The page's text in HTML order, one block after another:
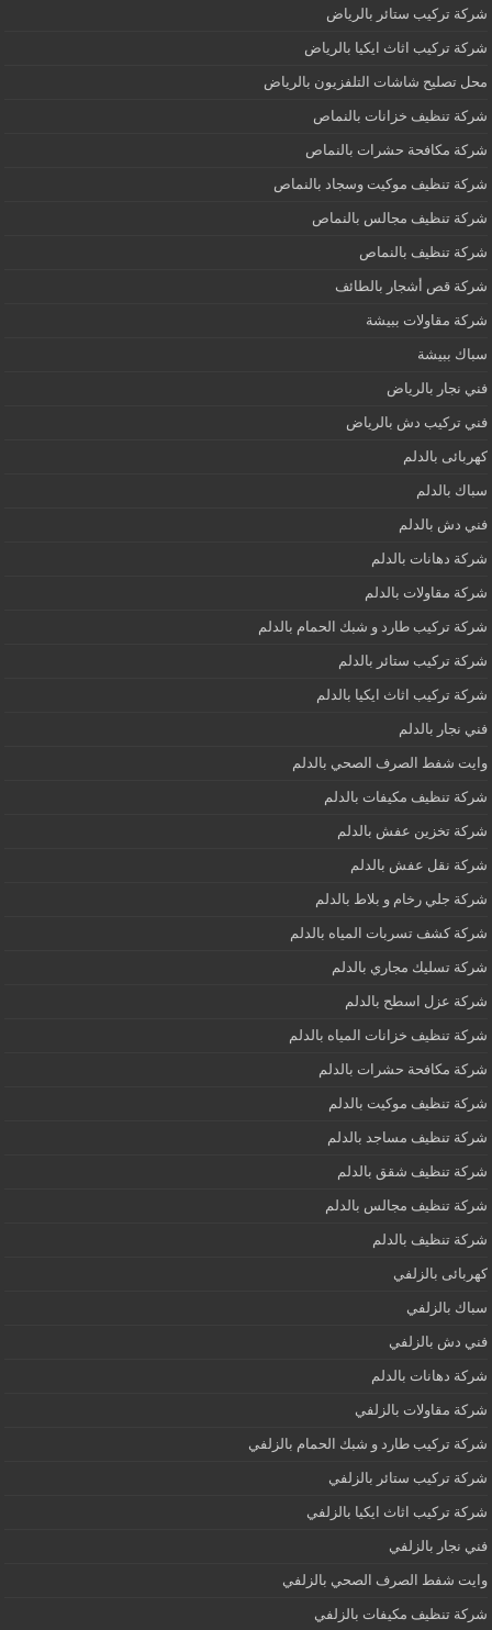
شركة تركيب ستائر بالرياض
شركة تركيب اثاث ايكيا بالرياض
محل تصليح شاشات التلفزيون بالرياض
شركة تنظيف خزانات بالنماص
شركة مكافحة حشرات بالنماص
شركة تنظيف موكيت وسجاد بالنماص
شركة تنظيف مجالس بالنماص
شركة تنظيف بالنماص
شركة قص أشجار بالطائف
شركة مقاولات ببيشة
سباك ببيشة
فني نجار بالرياض
فني تركيب دش بالرياض
كهربائى بالدلم
سباك بالدلم
فني دش بالدلم
شركة دهانات بالدلم
شركة مقاولات بالدلم
شركة تركيب طارد و شبك الحمام بالدلم
شركة تركيب ستائر بالدلم
شركة تركيب اثاث ايكيا بالدلم
فني نجار بالدلم
وايت شفط الصرف الصحي بالدلم
شركة تنظيف مكيفات بالدلم
شركة تخزين عفش بالدلم
شركة نقل عفش بالدلم
شركة جلي رخام و بلاط بالدلم
شركة كشف تسربات المياه بالدلم
شركة تسليك مجاري بالدلم
شركة عزل اسطح بالدلم
شركة تنظيف خزانات المياه بالدلم
شركة مكافحة حشرات بالدلم
شركة تنظيف موكيت بالدلم
شركة تنظيف مساجد بالدلم
شركة تنظيف شقق بالدلم
شركة تنظيف مجالس بالدلم
شركة تنظيف بالدلم
كهربائى بالزلفي
سباك بالزلفي
فني دش بالزلفي
شركة دهانات بالدلم
شركة مقاولات بالزلفي
شركة تركيب طارد و شبك الحمام بالزلفي
شركة تركيب ستائر بالزلفي
شركة تركيب اثاث ايكيا بالزلفي
فني نجار بالزلفي
وايت شفط الصرف الصحي بالزلفي
شركة تنظيف مكيفات بالزلفي